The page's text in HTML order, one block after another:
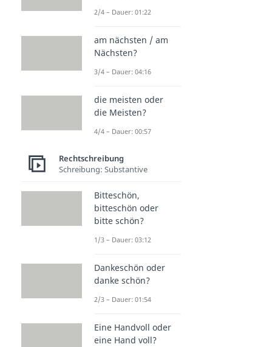
2/4 – Dauer: 01:22
am nächsten / am
Nächsten?
3/4 – Dauer: 04:16
die meisten oder
die Meisten?
4/4 – Dauer: 00:57
Rechtschreibung
Schreibung: Substantive
Bitteschön,
bitteschön oder
bitte schön?
1/3 – Dauer: 03:12
Dankeschön oder
danke schön?
2/3 – Dauer: 01:54
Eine Handvoll oder
eine Hand voll?